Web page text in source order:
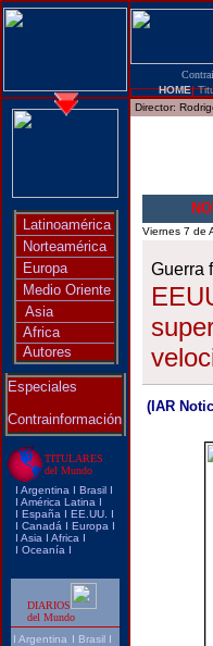
HOME|
Latinoamérica
Norteamérica
Europa
Medio Oriente
Asia
Africa
Autores
Especiales
Contrainformación
TITULARES
del Mundo
I Argentina I Brasil I
I América Latina I
I España I EE.UU.
I
I Canadá I Europa I
I Asia I Africa I
I Oceanía I
DIARIOS
del Mundo
I Argentina I Brasil I
Director:
Viernes 7 de
Guerra
(IAR